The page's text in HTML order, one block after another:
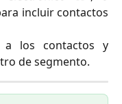
incluir contactos
a los contactos y
de segmento.